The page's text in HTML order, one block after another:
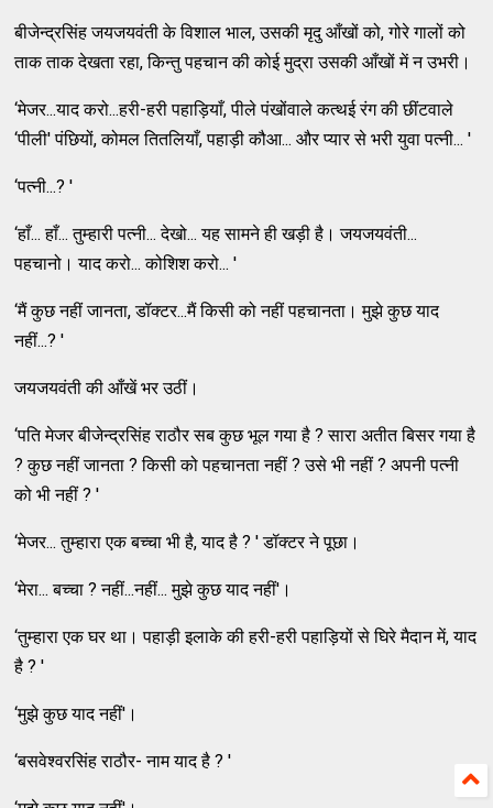
बीजेन्द्रसिंह जयजयवंती के विशाल भाल, उसकी मृदु आँखों को, गोरे गालों को
ताक ताक देखता रहा, किन्तु पहचान की कोई मुद्रा उसकी आँखों में न उभरी।
‘मेजर...याद करो...हरी-हरी पहाड़ियाँ, पीले पंखोंवाले कत्थई रंग की छींटवाले
‘पीली' पंछियों, कोमल तितलियाँ, पहाड़ी कौआ... और प्यार से भरी युवा पत्नी... '
‘पत्नी...? '
‘हाँ... हाँ... तुम्हारी पत्नी... देखो... यह सामने ही खड़ी है। जयजयवंती...
पहचानो। याद करो... कोशिश करो... '
‘मैं कुछ नहीं जानता, डॉक्टर...मैं किसी को नहीं पहचानता। मुझे कुछ याद
नहीं...? '
जयजयवंती की आँखें भर उठीं।
‘पति मेजर बीजेन्द्रसिंह राठौर सब कुछ भूल गया है ? सारा अतीत बिसर गया है
? कुछ नहीं जानता ? किसी को पहचानता नहीं ? उसे भी नहीं ? अपनी पत्नी
को भी नहीं ? '
‘मेजर... तुम्हारा एक बच्चा भी है, याद है ? ' डॉक्टर ने पूछा।
‘मेरा... बच्चा ? नहीं...नहीं... मुझे कुछ याद नहीं'।
‘तुम्हारा एक घर था। पहाड़ी इलाके की हरी-हरी पहाड़ियों से घिरे मैदान में, याद
है ? '
‘मुझे कुछ याद नहीं'।
‘बसवेश्वरसिंह राठौर- नाम याद है ? '